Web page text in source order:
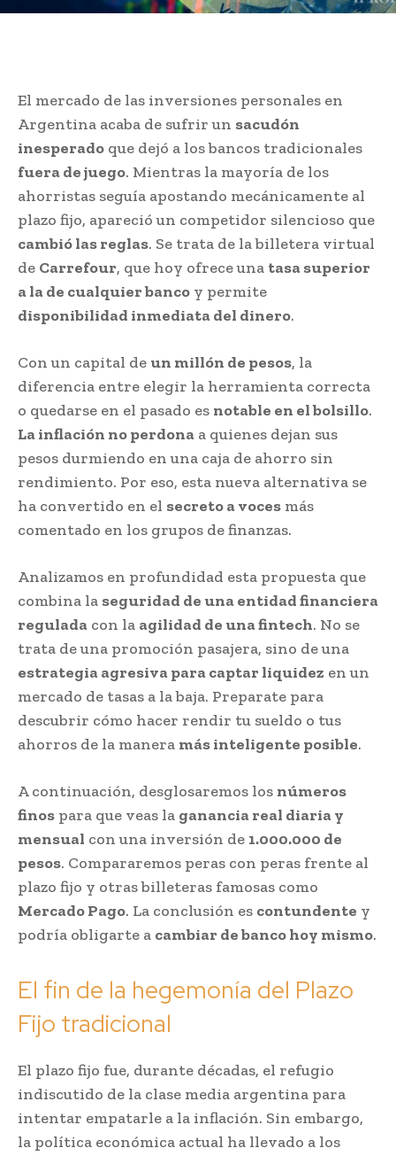
El mercado de las inversiones personales en
Argentina acaba de sufrir un sacudón
inesperado que dejó a los bancos tradicionales
fuera de juego. Mientras la mayoría de los
ahorristas seguía apostando mecánicamente al
plazo fijo, apareció un competidor silencioso que
cambió las reglas. Se trata de la billetera virtual
de Carrefour, que hoy ofrece una tasa superior
a la de cualquier banco y permite
disponibilidad inmediata del dinero.
Con un capital de un millón de pesos, la
diferencia entre elegir la herramienta correcta
o quedarse en el pasado es notable en el bolsillo.
La inflación no perdona a quienes dejan sus
pesos durmiendo en una caja de ahorro sin
rendimiento. Por eso, esta nueva alternativa se
ha convertido en el secreto a voces más
comentado en los grupos de finanzas.
Analizamos en profundidad esta propuesta que
combina la seguridad de una entidad financiera
regulada con la agilidad de una fintech. No se
trata de una promoción pasajera, sino de una
estrategia agresiva para captar liquidez en un
mercado de tasas a la baja. Preparate para
descubrir cómo hacer rendir tu sueldo o tus
ahorros de la manera más inteligente posible.
A continuación, desglosaremos los números
finos para que veas la ganancia real diaria y
mensual con una inversión de 1.000.000 de
pesos. Compararemos peras con peras frente al
plazo fijo y otras billeteras famosas como
Mercado Pago. La conclusión es contundente y
podría obligarte a cambiar de banco hoy mismo.
El fin de la hegemonía del Plazo
Fijo tradicional
El plazo fijo fue, durante décadas, el refugio
indiscutido de la clase media argentina para
intentar empatarle a la inflación. Sin embargo,
la política económica actual ha llevado a los